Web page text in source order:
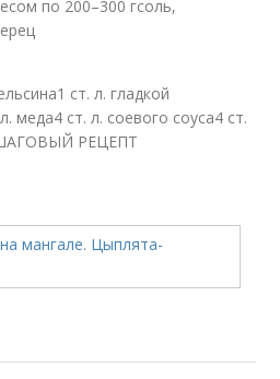
по 200–300 гсоль,
ст. л. гладкой
меда4 ст. л. соевого соуса4 ст.
РЕЦЕПТ